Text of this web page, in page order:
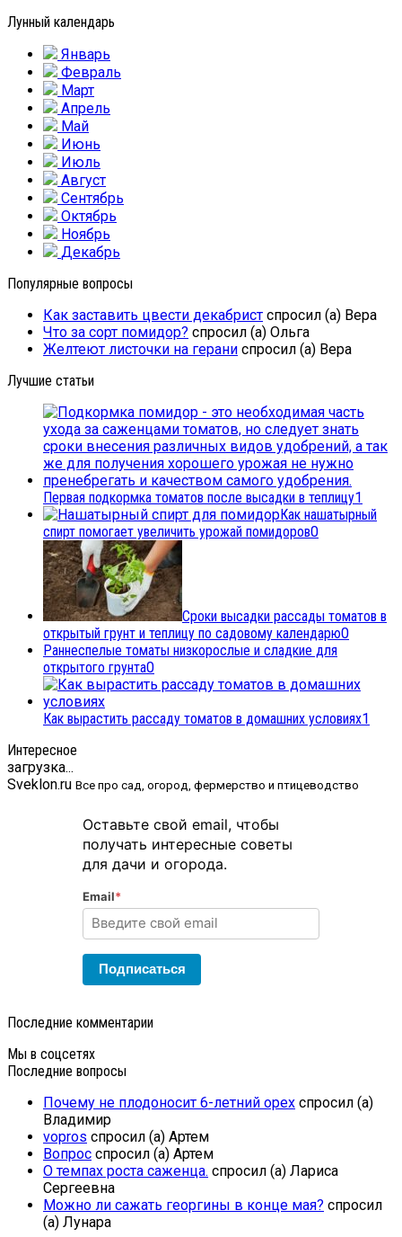
Лунный календарь
Январь
Февраль
Март
Апрель
Май
Июнь
Июль
Август
Сентябрь
Октябрь
Ноябрь
Декабрь
Популярные вопросы
Как заставить цвести декабрист спросил (а) Вера
Что за сорт помидор? спросил (а) Ольга
Желтеют листочки на герани спросил (а) Вера
Лучшие статьи
Первая подкормка томатов после высадки в теплицу1
Как нашатырный
спирт помогает увеличить урожай помидоров0
Сроки высадки рассады томатов в
открытый грунт и теплицу по садовому календарю0
Раннеспелые томаты низкорослые и сладкие для
открытого грунта0
Как вырастить рассаду томатов в домашних условиях1
Интересное
загрузка...
Sveklon.ru Все про сад, огород, фермерство и птицеводство
Оставьте свой email, чтобы
получать интересные советы
для дачи и огорода.
Email*
Подписаться
Последние комментарии
Мы в соцсетях
Последние вопросы
Почему не плодоносит 6-летний орех спросил (а)
Владимир
vopros спросил (а) Артем
Вопрос спросил (а) Артем
О темпах роста саженца. спросил (а) Лариса
Сергеевна
Можно ли сажать георгины в конце мая? спросил
(а) Лунара